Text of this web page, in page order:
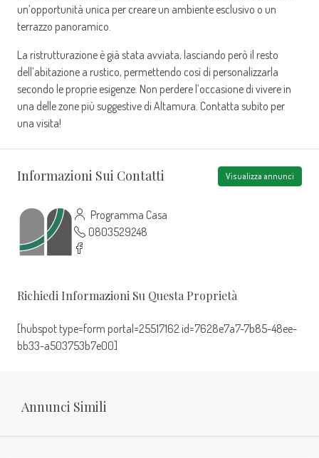
un’opportunità unica per creare un ambiente esclusivo o un
terrazzo panoramico.
La ristrutturazione è già stata avviata, lasciando però il resto
dell’abitazione a rustico, permettendo così di personalizzarla
secondo le proprie esigenze. Non perdere l’occasione di vivere in
una delle zone più suggestive di Altamura. Contatta subito per
una visita!
Informazioni Sui Contatti Visualizza annunci
Programma Casa
0803529248
Richiedi Informazioni Su Questa Proprietà
[hubspot type=form portal=25517162 id=7628e7a7-7b85-48ee-
bb33-a503753b7e00]
Annunci Simili